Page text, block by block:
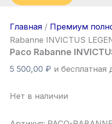
Главная / Премиум
Rabanne INVICTUS
Paco Rabanne
5 500,00 ₽ и бесплатная
Нет в наличии